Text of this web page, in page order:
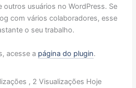
usuários no WordPress. Se
com vários colaboradores, esse
o seu trabalho.
acesse a página do plugin.
, 2 Visualizações Hoje